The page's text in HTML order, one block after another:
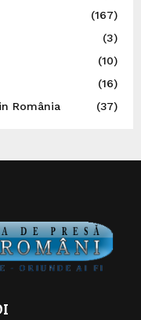
(167)
(3)
(10)
(16)
România
(37)